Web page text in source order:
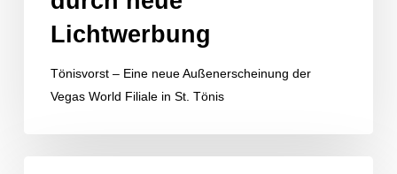
Lichtwerbung
Tönisvorst – Eine neue Außenerscheinung der
Vegas World Filiale in St. Tönis